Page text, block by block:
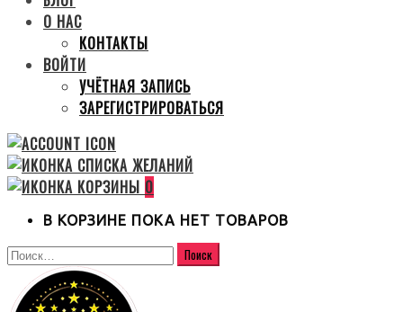
О НАС
КОНТАКТЫ
ВОЙТИ
УЧЁТНАЯ ЗАПИСЬ
ЗАРЕГИСТРИРОВАТЬСЯ
0
В КОРЗИНЕ ПОКА НЕТ ТОВАРОВ